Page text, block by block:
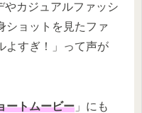
やカジュアルファッシ
ショットを見たファ
よすぎ！」って声が
ートムービー 」にも